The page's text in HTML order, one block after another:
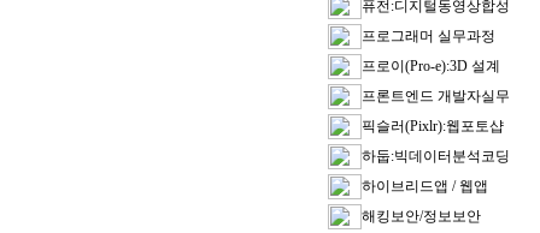
퓨전:디지털동영상합성
프로그래머 실무과정
프로이(Pro-e):3D 설계
프론트엔드 개발자실무
픽슬러(Pixlr):웹포토샵
하둡:빅데이터분석코딩
하이브리드앱 / 웹앱
해킹보안/정보보안